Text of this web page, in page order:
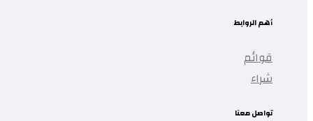
أهم الروابط
قوائم
شراء
تواصل معنا